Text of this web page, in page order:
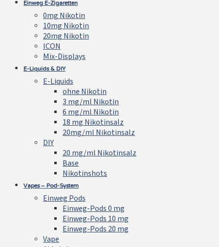
Einweg E-Zigaretten
0mg Nikotin
10mg Nikotin
20mg Nikotin
ICON
Mix-Displays
E-Liquids & DIY
E-Liquids
ohne Nikotin
3 mg/ml Nikotin
6 mg/ml Nikotin
18 mg Nikotinsalz
20mg/ml Nikotinsalz
DIY
20 mg/ml Nikotinsalz
Base
Nikotinshots
Vapes – Pod-System
Einweg Pods
Einweg-Pods 0 mg
Einweg-Pods 10 mg
Einweg-Pods 20 mg
Vape